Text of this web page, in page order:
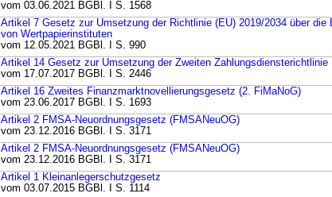
vom 03.06.2021 BGBl. I S. 1568
Artikel 7 Gesetz zur Umsetzung der Richtlinie (EU) 2019/2034 über die
von Wertpapierinstituten
vom 12.05.2021 BGBl. I S. 990
Artikel 14 Gesetz zur Umsetzung der Zweiten Zahlungsdiensterichtlinie
vom 17.07.2017 BGBl. I S. 2446
Artikel 16 Zweites Finanzmarktnovellierungsgesetz (2. FiMaNoG)
vom 23.06.2017 BGBl. I S. 1693
Artikel 2 FMSA-Neuordnungsgesetz (FMSANeuOG)
vom 23.12.2016 BGBl. I S. 3171
Artikel 2 FMSA-Neuordnungsgesetz (FMSANeuOG)
vom 23.12.2016 BGBl. I S. 3171
Artikel 1 Kleinanlegerschutzgesetz
vom 03.07.2015 BGBl. I S. 1114